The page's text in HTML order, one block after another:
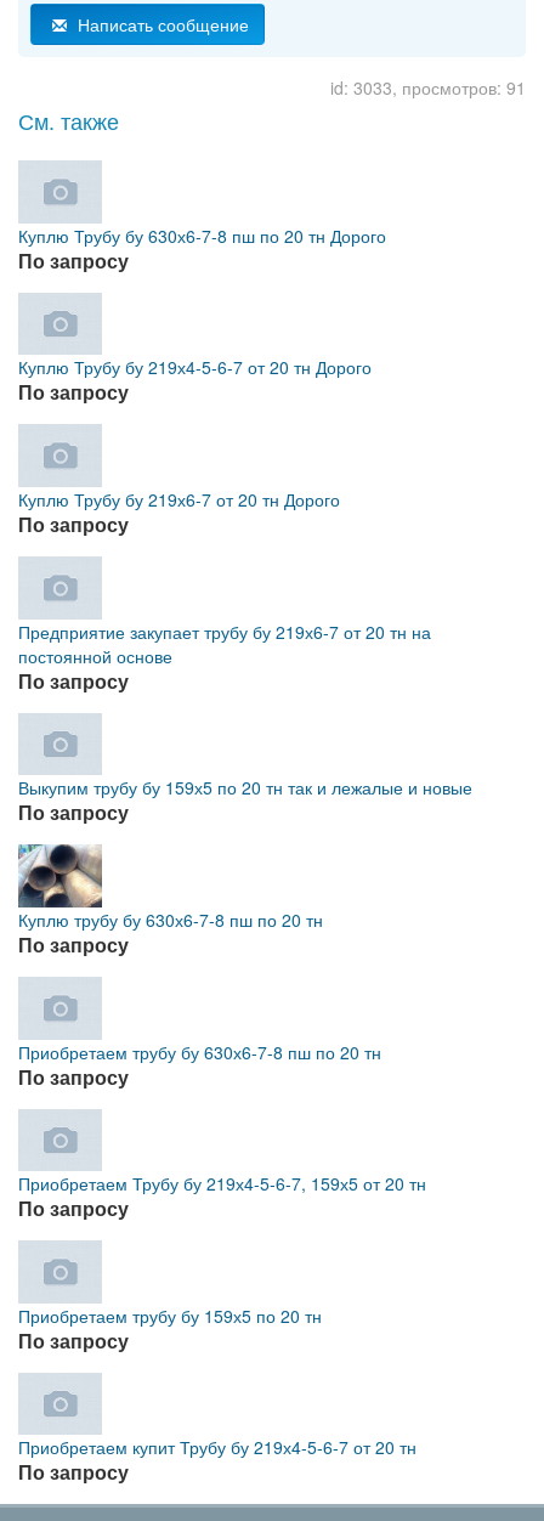
Написать сообщение
id: 3033, просмотров: 91
См. также
Куплю Трубу бу 630х6-7-8 пш по 20 тн Дорого
По запросу
Куплю Трубу бу 219х4-5-6-7 от 20 тн Дорого
По запросу
Куплю Трубу бу 219х6-7 от 20 тн Дорого
По запросу
Предприятие закупает трубу бу 219х6-7 от 20 тн на
постоянной основе
По запросу
Выкупим трубу бу 159х5 по 20 тн так и лежалые и новые
По запросу
Куплю трубу бу 630х6-7-8 пш по 20 тн
По запросу
Приобретаем трубу бу 630х6-7-8 пш по 20 тн
По запросу
Приобретаем Трубу бу 219х4-5-6-7, 159х5 от 20 тн
По запросу
Приобретаем трубу бу 159х5 по 20 тн
По запросу
Приобретаем купит Трубу бу 219х4-5-6-7 от 20 тн
По запросу